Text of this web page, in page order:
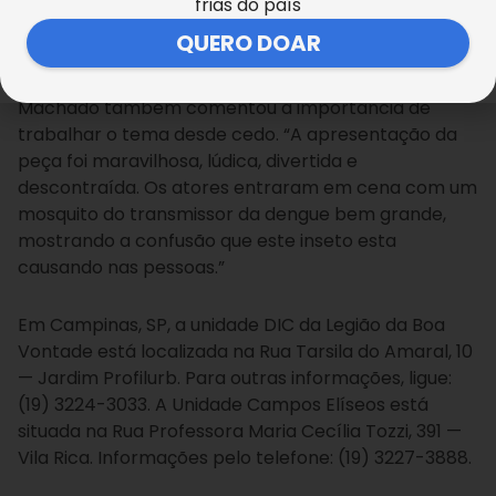
humana'”.
Machado também comentou a importância de
trabalhar o tema desde cedo. “A apresentação da
peça foi maravilhosa, lúdica, divertida e
descontraída. Os atores entraram em cena com um
mosquito do transmissor da dengue bem grande,
mostrando a confusão que este inseto esta
causando nas pessoas.”
Em Campinas, SP, a unidade DIC da Legião da Boa
Vontade está localizada na Rua Tarsila do Amaral, 10
— Jardim Profilurb. Para outras informações, ligue:
(19) 3224-3033. A Unidade Campos Elíseos está
situada na Rua Professora Maria Cecília Tozzi, 391 —
Vila Rica. Informações pelo telefone: (19) 3227-3888.
QUERO DOAR